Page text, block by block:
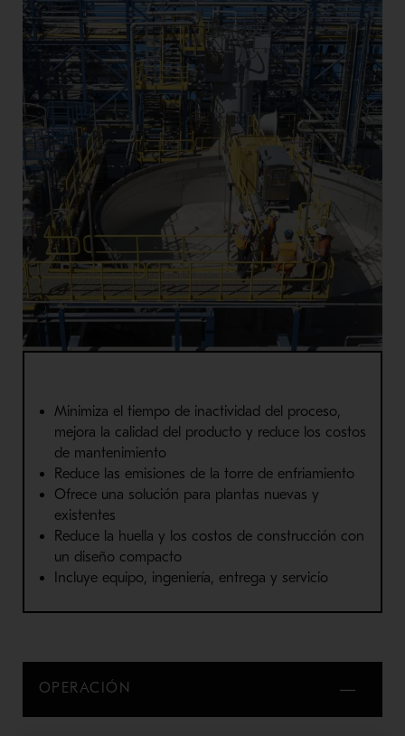
Minimiza el tiempo de inactividad del proceso,
mejora la calidad del producto y reduce los costos
de mantenimiento
Reduce las emisiones de la torre de enfriamiento
Ofrece una solución para plantas nuevas y
existentes
Reduce la huella y los costos de construcción con
un diseño compacto
Incluye equipo, ingeniería, entrega y servicio
OPERACIÓN